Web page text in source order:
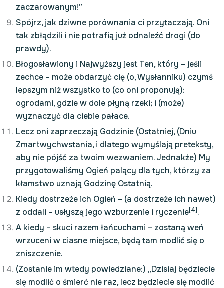
zaczarowanym!”
Spójrz, jak dziwne porównania ci przytaczają. Oni
tak zbłądzili i nie potrafią już odnaleźć drogi (do
prawdy).
Błogosławiony i Najwyższy jest Ten, który – jeśli
zechce – może obdarzyć cię (o, Wysłanniku) czymś
lepszym niż wszystko to (co oni proponują):
ogrodami, gdzie w dole płyną rzeki; i (może)
wyznaczyć dla ciebie pałace.
Lecz oni zaprzeczają Godzinie (Ostatniej, (Dniu
Zmartwychwstania, i dlatego wymyślają preteksty,
aby nie pójść za twoim wezwaniem. Jednakże) My
przygotowaliśmy Ogień palący dla tych, którzy za
kłamstwo uznają Godzinę Ostatnią.
Kiedy dostrzeże ich Ogień – (a dostrzeże ich nawet)
z oddali – usłyszą jego wzburzenie i ryczenie[4].
A kiedy – skuci razem łańcuchami – zostaną weń
wrzuceni w ciasne miejsce, będą tam modlić się o
zniszczenie.
(Zostanie im wtedy powiedziane:) „Dzisiaj będziecie
się modlić o śmierć nie raz, lecz będziecie się modlić